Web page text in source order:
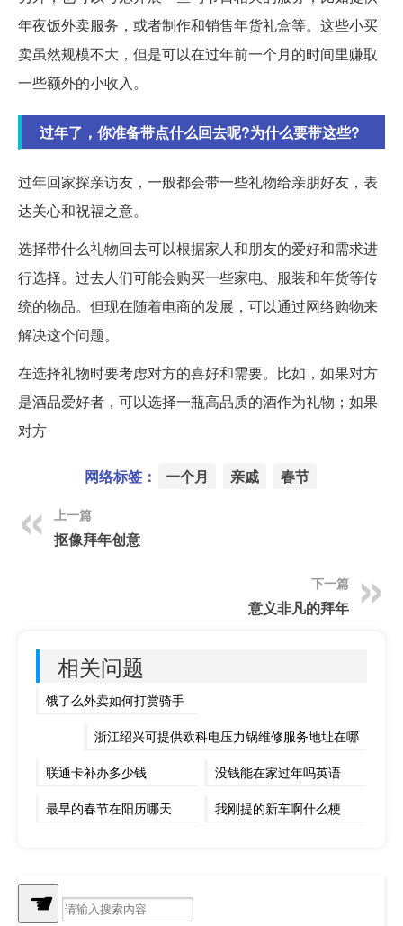
年夜饭外卖服务，或者制作和销售年货礼盒等。这些小买
卖虽然规模不大，但是可以在过年前一个月的时间里赚取
一些额外的小收入。
过年了，你准备带点什么回去呢?为什么要带这些?
过年回家探亲访友，一般都会带一些礼物给亲朋好友，表
达关心和祝福之意。
选择带什么礼物回去可以根据家人和朋友的爱好和需求进
行选择。过去人们可能会购买一些家电、服装和年货等传
统的物品。但现在随着电商的发展，可以通过网络购物来
解决这个问题。
在选择礼物时要考虑对方的喜好和需要。比如，如果对方
是酒品爱好者，可以选择一瓶高品质的酒作为礼物；如果
对方
网络标签： 一个月 亲戚 春节
上一篇
抠像拜年创意
下一篇
意义非凡的拜年
相关问题
饿了么外卖如何打赏骑手
浙江绍兴可提供欧科电压力锅维修服务地址在哪
联通卡补办多少钱
没钱能在家过年吗英语
最早的春节在阳历哪天
我刚提的新车啊什么梗
耻辱 女巫 攻略
☚